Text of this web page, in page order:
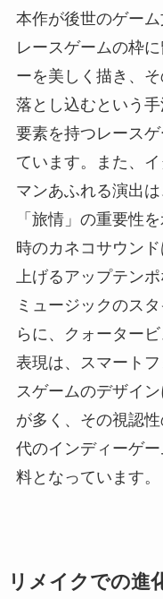
本作が後世のゲー
レースゲームの枠
ーを美しく描き、
落とし込むという
要素を持つレース
ています。また、
マンあふれる演出
「旅情」の重要性
時のカネコサウン
上げるアップテン
ミュージックのス
らに、クォーター
表現は、スマート
スゲームのデザイ
が多く、その視認
代のインディーゲ
料となっています。
リメイクでの進